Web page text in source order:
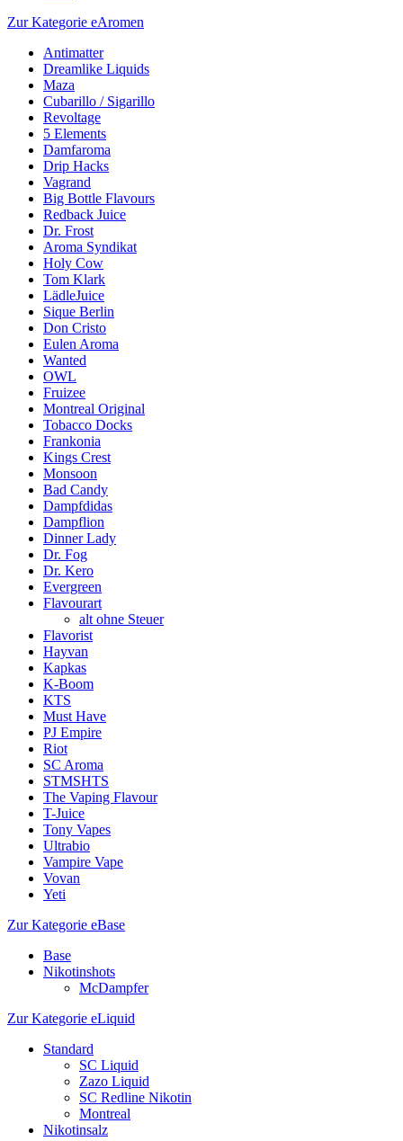
Zur Kategorie eAromen
Antimatter
Dreamlike Liquids
Maza
Cubarillo / Sigarillo
Revoltage
5 Elements
Damfaroma
Drip Hacks
Vagrand
Big Bottle Flavours
Redback Juice
Dr. Frost
Aroma Syndikat
Holy Cow
Tom Klark
LädleJuice
Sique Berlin
Don Cristo
Eulen Aroma
Wanted
OWL
Fruizee
Montreal Original
Tobacco Docks
Frankonia
Kings Crest
Monsoon
Bad Candy
Dampfdidas
Dampflion
Dinner Lady
Dr. Fog
Dr. Kero
Evergreen
Flavourart
alt ohne Steuer
Flavorist
Hayvan
Kapkas
K-Boom
KTS
Must Have
PJ Empire
Riot
SC Aroma
STMSHTS
The Vaping Flavour
T-Juice
Tony Vapes
Ultrabio
Vampire Vape
Vovan
Yeti
Zur Kategorie eBase
Base
Nikotinshots
McDampfer
Zur Kategorie eLiquid
Standard
SC Liquid
Zazo Liquid
SC Redline Nikotin
Montreal
Nikotinsalz